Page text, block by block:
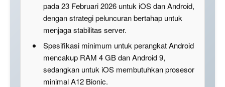
pada 23 Februari 2026 untuk iOS dan Android,
dengan strategi peluncuran bertahap untuk
menjaga stabilitas server.
Spesifikasi minimum untuk perangkat Android
mencakup RAM 4 GB dan Android 9,
sedangkan untuk iOS membutuhkan prosesor
minimal A12 Bionic.